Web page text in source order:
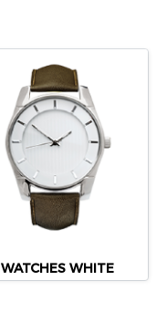
WATCHES WHITE